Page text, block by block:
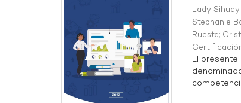
Lady
Stephanie
Ruesta;
El